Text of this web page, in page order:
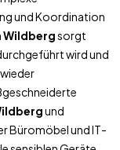
und Koordination
Wildbergsorgt
wird und
und
Büromöbel und IT-